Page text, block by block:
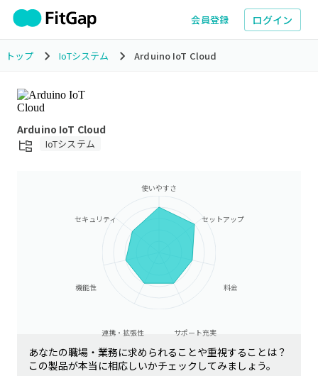
会員登録 ログイン
トップ IoTシステム Arduino IoT Cloud
Arduino IoT Cloud
IoTシステム
使いやすさ
セットアップ
料金
サポート充実
連携・拡張性
機能性
セキュリティ
あなたの職場・業務に求められることや重視することは？
この製品が本当に相応しいかチェックしてみましょう。